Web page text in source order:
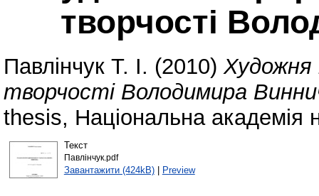
творчості
Павлінчук Т. І. (2010)Художня
творчості Володимира
thesis, Національна академія
Текст
Павлінчук.pdf
Завантажити (424kB)| Preview